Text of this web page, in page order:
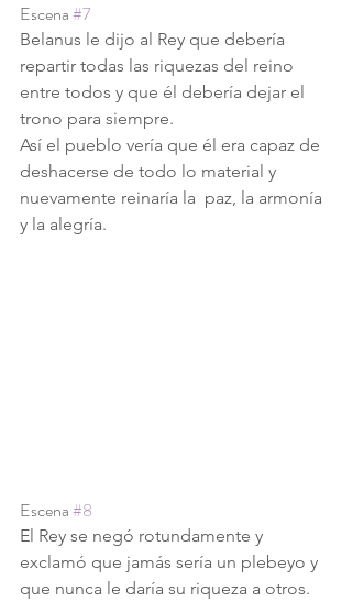
Escena #7
Belanus le dijo al Rey que debería
repartir todas las riquezas del reino
entre todos y que él debería dejar el
trono para siempre.
Así el pueblo vería que él era capaz de
deshacerse de todo lo material y
nuevamente reinaría la  paz, la armonía
y la alegría.
Escena #8
El Rey se negó rotundamente y
exclamó que jamás sería un plebeyo y
que nunca le daría su riqueza a otros.